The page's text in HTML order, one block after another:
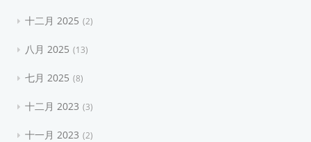
十二月 2025 2
八月 2025 13
七月 2025 8
十二月 2023 3
十一月 2023 2